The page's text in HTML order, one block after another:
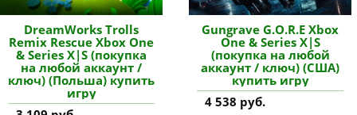
DreamWorks Trolls
Remix Rescue Xbox One
& Series X|S (покупка
на любой аккаунт /
ключ) (Польша) купить
игру
Gungrave G.O.R.E Xbox
One & Series X|S
(покупка на любой
аккаунт / ключ) (США)
купить игру
4 538 руб.